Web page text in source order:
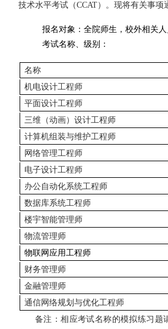
技术水平考试（CCAT）。现将有关事项
报名对象：全院师生，校外相关
考试名称、级别：
名称
机电设计工程师
平面设计工程师
三维（动画）设计工程师
计算机组装与维护工程师
网络管理工程师
电子设计工程师
办公自动化系统工程师
数据库系统工程师
楼宇智能管理师
物流管理师
物联网应用工程师
财务管理师
金融管理师
通信网络规划与优化工程师
备注：相应考试名称的模拟练习题